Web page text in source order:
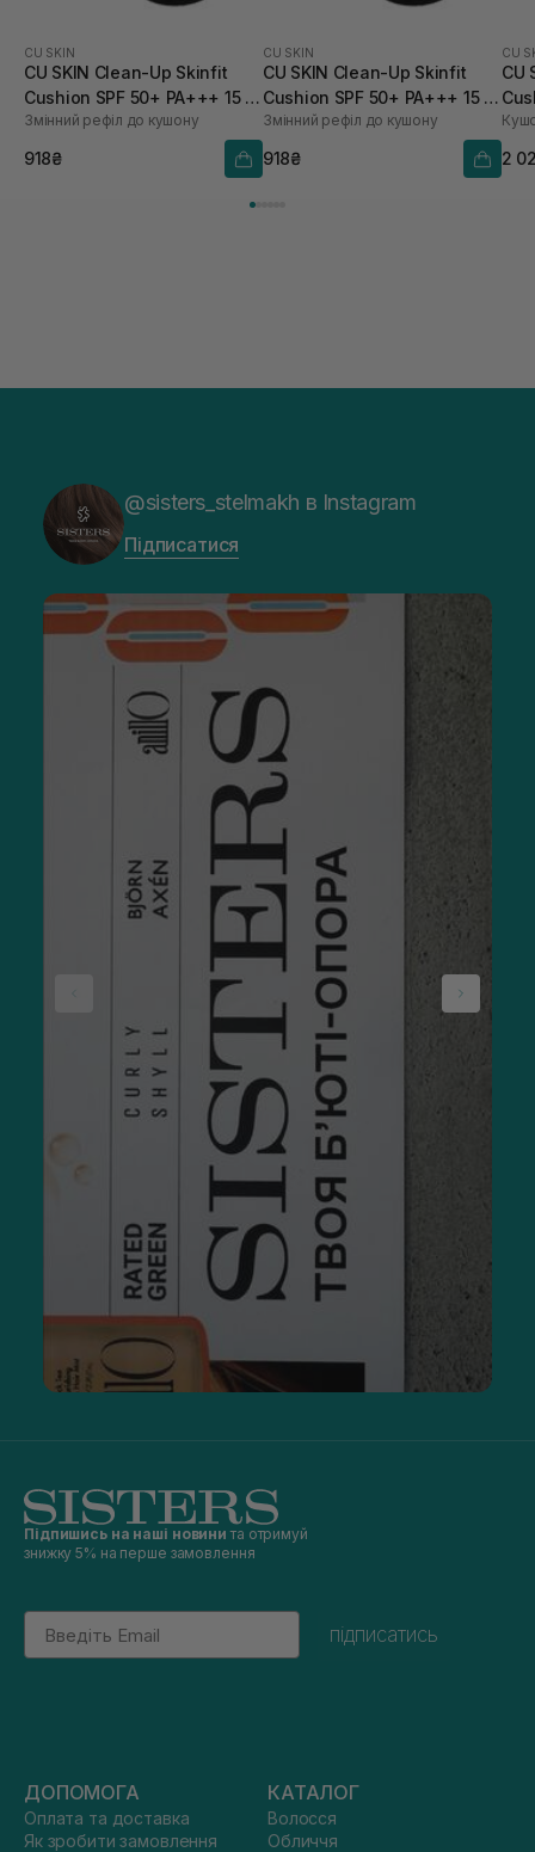
CU SKIN
CU SKIN Clean-Up Skinfit
Cushion SPF 50+ PA+++ 15 г
21 тон
Змінний рефіл до кушону
918₴
CU SKIN
CU SKIN Clean-Up Skinfit
Cushion SPF 50+ PA+++ 15 г
23 тон
Змінний рефіл до кушону
918₴
CU
CU
2
@sisters_stelmakh в Instagram
Підписатися
Підпишись на наші новини та отримуй
знижку 5% на перше замовлення
Email
підписатись
ДОПОМОГА
Оплата та доставка
Як зробити замовлення
КАТАЛОГ
Волосся
Обличчя